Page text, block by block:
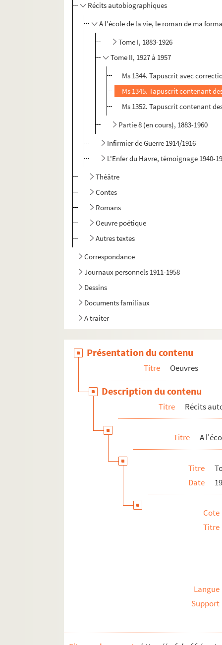
Récits autobiographiques
A l'école de la vie, le roman de ma
Tome I, 1883-1926
Tome II, 1927 à 1957
Ms 1344. Tapuscrit avec
Ms 1345. Tapuscrit contenant
Ms 1352. Tapuscrit contenant
Partie 8 (en cours), 1883-1960
Infirmier de Guerre 1914/1916
L'Enfer du Havre, témoignage 1940-
Théâtre
Contes
Romans
Oeuvre poétique
Autres textes
Correspondance
Journaux personnels 1911-1958
Dessins
Documents familiaux
A traiter
Présentation du contenu
Titre Oeuvres
Description du contenu
Titre Récits
Titre A
Titre
Date
Cote
Titre
Langue
Support